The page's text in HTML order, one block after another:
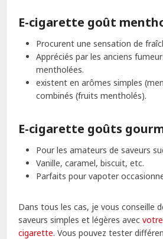
E-cigarette goût
Procurent une sensation de
Appréciés par les anciens
mentholées.
existent en arômes simples
combinés (fruits mentholés).
E-cigarette goûts
Pour les amateurs de saveurs
Vanille, caramel, biscuit, etc.
Parfaits pour vapoter
Dans tous les cas, je vous conseille
saveurs simples et légères avec
cigarette. Vous pouvez tester